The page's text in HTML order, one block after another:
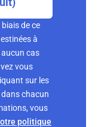
de ce
à
aucun cas
vous
sur les
chacun
vous
politique